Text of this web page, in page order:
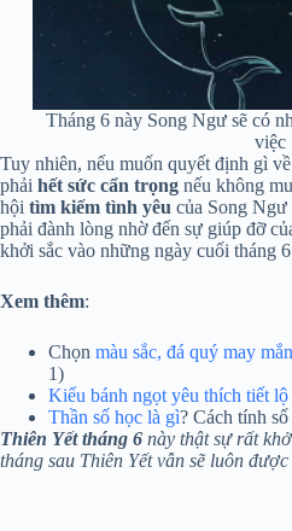
Tháng 6 này Song Ngư sẽ có
việc
Tuy nhiên, nếu muốn quyết định gì
phải hết sức cẩn trọng nếu không
hội tìm kiếm tình yêu của Song Ngư
phải đành lòng nhờ đến sự giúp đỡ
khởi sắc vào những ngày cuối tháng
Xem thêm:
Chọn màu sắc, đá quý may
1)
Kiểu bánh ngọt yêu thích tiết
Thần số học là gì? Cách tính
Thiên Yết tháng 6 này thật sự rất
tháng sau Thiên Yết vẫn sẽ luôn